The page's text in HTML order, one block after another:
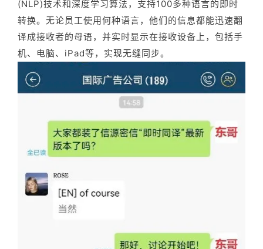
(NLP)技术和深度学习算法，支持100多种语言的即时
转换。无论员工使用何种语言，他们的信息都能迅速翻
译成接收者的母语，并实时显示在接收设备上，包括手
机、电脑、iPad等，实现无缝同步。